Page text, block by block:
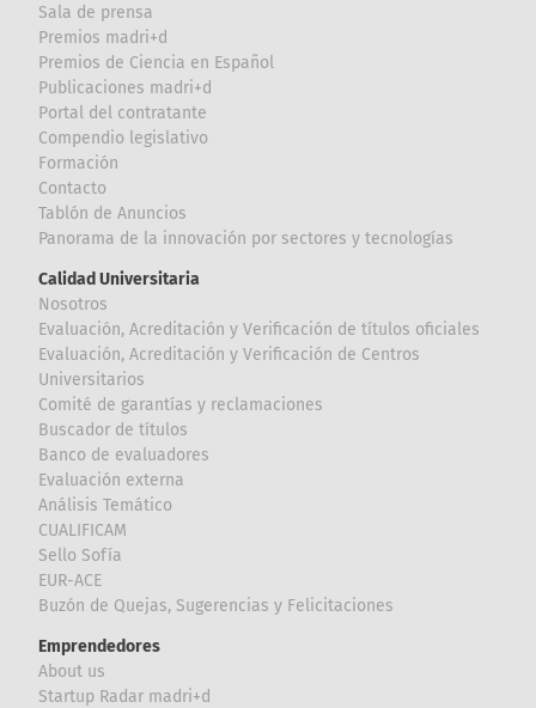
Sala de prensa
Premios madri+d
Premios de Ciencia en Español
Publicaciones madri+d
Portal del contratante
Compendio legislativo
Formación
Contacto
Tablón de Anuncios
Panorama de la innovación por sectores y tecnologías
Calidad Universitaria
Nosotros
Evaluación, Acreditación y Verificación de títulos oficiales
Evaluación, Acreditación y Verificación de Centros
Universitarios
Comité de garantías y reclamaciones
Buscador de títulos
Banco de evaluadores
Evaluación externa
Análisis Temático
CUALIFICAM
Sello Sofía
EUR-ACE
Buzón de Quejas, Sugerencias y Felicitaciones
Emprendedores
About us
Startup Radar madri+d